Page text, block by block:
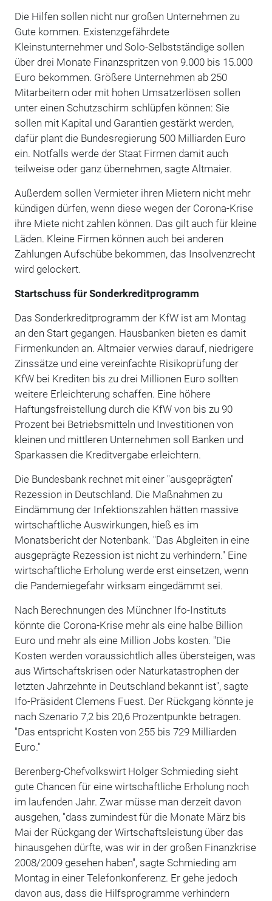
Die Hilfen sollen nicht nur großen Unternehmen zu
Gute kommen. Existenzgefährdete
Kleinstunternehmer und Solo-Selbstständige sollen
über drei Monate Finanzspritzen von 9.000 bis 15.000
Euro bekommen. Größere Unternehmen ab 250
Mitarbeitern oder mit hohen Umsatzerlösen sollen
unter einen Schutzschirm schlüpfen können: Sie
sollen mit Kapital und Garantien gestärkt werden,
dafür plant die Bundesregierung 500 Milliarden Euro
ein. Notfalls werde der Staat Firmen damit auch
teilweise oder ganz übernehmen, sagte Altmaier.
Außerdem sollen Vermieter ihren Mietern nicht mehr
kündigen dürfen, wenn diese wegen der Corona-Krise
ihre Miete nicht zahlen können. Das gilt auch für kleine
Läden. Kleine Firmen können auch bei anderen
Zahlungen Aufschübe bekommen, das Insolvenzrecht
wird gelockert.
Startschuss für Sonderkreditprogramm
Das Sonderkreditprogramm der KfW ist am Montag
an den Start gegangen. Hausbanken bieten es damit
Firmenkunden an. Altmaier verwies darauf, niedrigere
Zinssätze und eine vereinfachte Risikoprüfung der
KfW bei Krediten bis zu drei Millionen Euro sollten
weitere Erleichterung schaffen. Eine höhere
Haftungsfreistellung durch die KfW von bis zu 90
Prozent bei Betriebsmitteln und Investitionen von
kleinen und mittleren Unternehmen soll Banken und
Sparkassen die Kreditvergabe erleichtern.
Die Bundesbank rechnet mit einer "ausgeprägten"
Rezession in Deutschland. Die Maßnahmen zu
Eindämmung der Infektionszahlen hätten massive
wirtschaftliche Auswirkungen, hieß es im
Monatsbericht der Notenbank. "Das Abgleiten in eine
ausgeprägte Rezession ist nicht zu verhindern." Eine
wirtschaftliche Erholung werde erst einsetzen, wenn
die Pandemiegefahr wirksam eingedämmt sei.
Nach Berechnungen des Münchner Ifo-Instituts
könnte die Corona-Krise mehr als eine halbe Billion
Euro und mehr als eine Million Jobs kosten. "Die
Kosten werden voraussichtlich alles übersteigen, was
aus Wirtschaftskrisen oder Naturkatastrophen der
letzten Jahrzehnte in Deutschland bekannt ist", sagte
Ifo-Präsident Clemens Fuest. Der Rückgang könnte je
nach Szenario 7,2 bis 20,6 Prozentpunkte betragen.
"Das entspricht Kosten von 255 bis 729 Milliarden
Euro."
Berenberg-Chefvolkswirt Holger Schmieding sieht
gute Chancen für eine wirtschaftliche Erholung noch
im laufenden Jahr. Zwar müsse man derzeit davon
ausgehen, "dass zumindest für die Monate März bis
Mai der Rückgang der Wirtschaftsleistung über das
hinausgehen dürfte, was wir in der großen Finanzkrise
2008/2009 gesehen haben", sagte Schmieding am
Montag in einer Telefonkonferenz. Er gehe jedoch
davon aus, dass die Hilfsprogramme verhindern